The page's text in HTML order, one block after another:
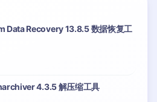
Data Recovery 13.8.5 数据恢复工
4.3.5 解压缩工具